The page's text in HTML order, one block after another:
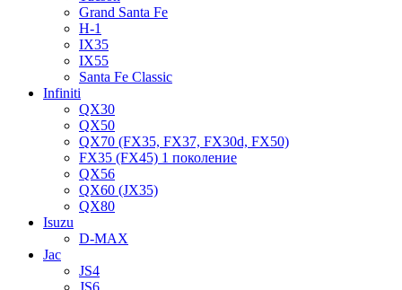
Grand Santa Fe
H-1
IX35
IX55
Santa Fe Classic
Infiniti
QX30
QX50
QX70 (FX35, FX37, FX30d, FX50)
FX35 (FX45) 1 поколение
QX56
QX60 (JX35)
QX80
Isuzu
D-MAX
Jac
JS4
JS6